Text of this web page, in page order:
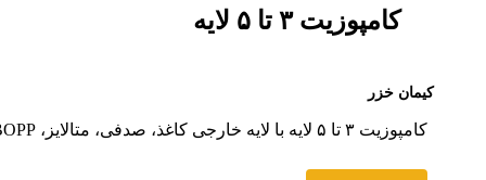
کامپوزیت ۳ تا ۵ لایه
کیمان خزر
کامپوزیت ۳ تا ۵ لایه با لایه خارجی کاغذ، صدفی، متالایز، BOPP کود های شیمیایی خوراک دام و طیور ...